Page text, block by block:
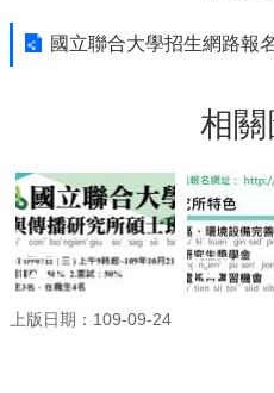
國立聯合大學招生網路報
相
上版日期：109-09-24